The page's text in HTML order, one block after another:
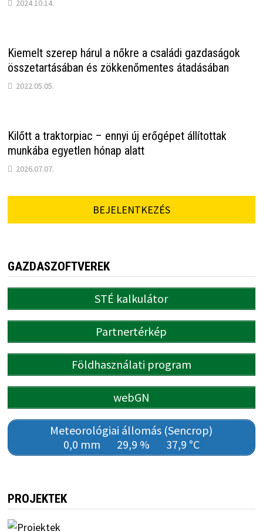
2024.10.14.
Kiemelt szerep hárul a nőkre a családi gazdaságok
összetartásában és zökkenőmentes átadásában
2022.05.05.
Kilőtt a traktorpiac – ennyi új erőgépet állítottak
munkába egyetlen hónap alatt
2026.07.07.
BEJELENTKEZÉS
GAZDASZOFTVEREK
STÉ kalkulátor
Partnertérkép
Földhasználati program
webGN
Meteorológiai állomás (Sencrop)
0,0 mm
29,9 % 37,9 °C
PROJEKTEK